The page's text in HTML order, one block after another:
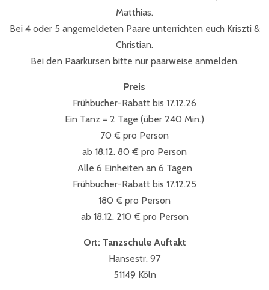
Matthias.
Bei 4 oder 5 angemeldeten Paare unterrichten euch Kriszti &
Christian.
Bei den Paarkursen bitte nur paarweise anmelden.
Preis
Frühbucher-Rabatt bis 17.12.26
Ein Tanz = 2 Tage (über 240 Min.)
70 € pro Person
ab 18.12. 80 € pro Person
Alle 6 Einheiten an 6 Tagen
Frühbucher-Rabatt bis 17.12.25
180 € pro Person
ab 18.12. 210 € pro Person
Ort: Tanzschule Auftakt
Hansestr. 97
51149 Köln